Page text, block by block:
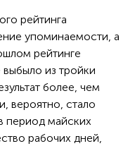
рейтинга
упоминаемости, а
рейтинге
из тройки
более, чем
вероятно, стало
период майских
рабочих дней,